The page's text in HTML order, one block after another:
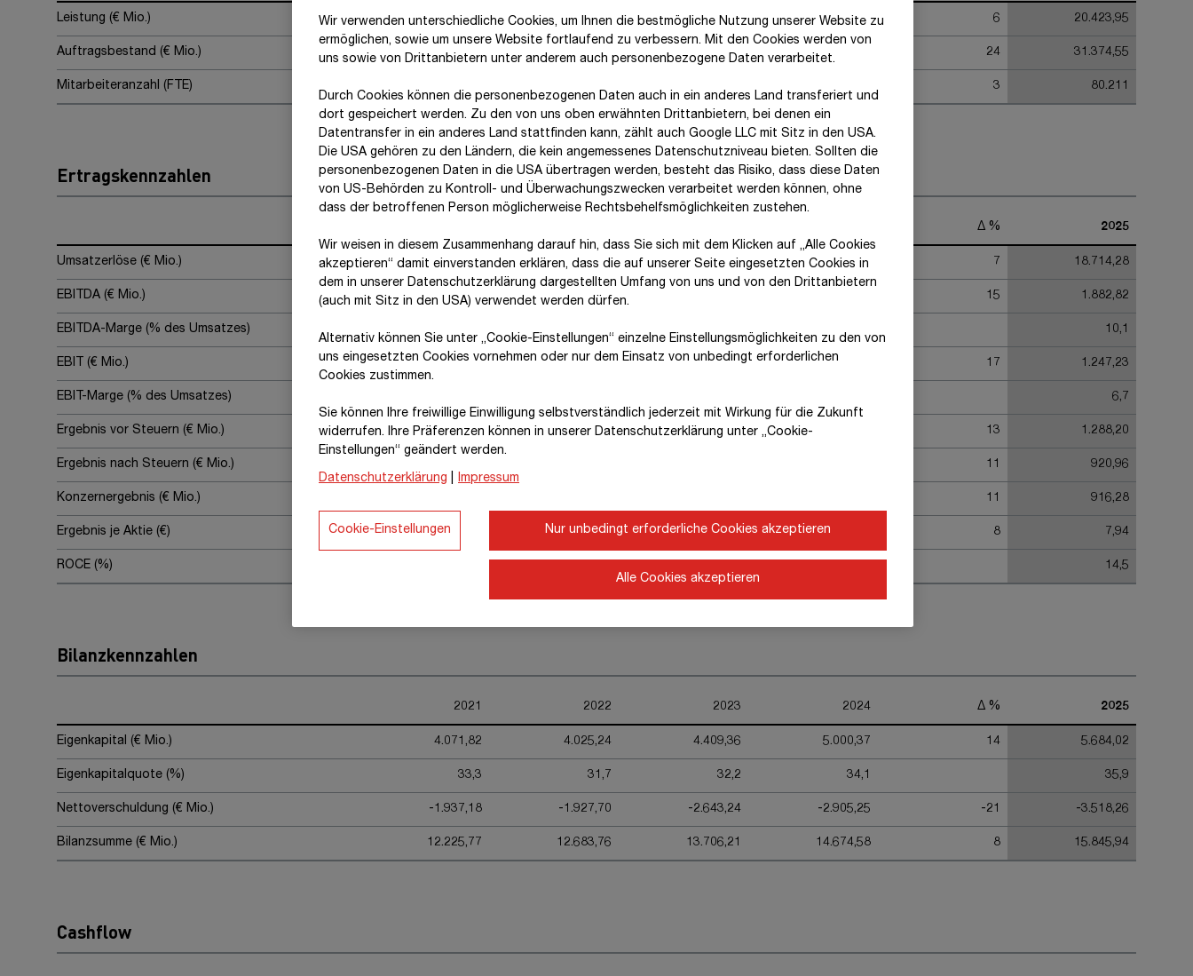
Leistung (€ Mio.) 16.128,92 17.735,47 19.139,14 19.238,80 6 20.423,95
Auftragsbestand (€ Mio.) 22.500,85 23.738,84 23.466,13 25.362,47 24 31.374,55
Mitarbeiteranzahl (FTE) 3 80.211
Ertragskennzahlen
Δ % 2025
Umsatzerlöse (€ Mio.) 15.298,54 17.025,85 17.666,54 17.422,22 7 18.714,28
EBITDA (€ Mio.) 1.445,72 1.257,21 15 1.882,82
EBITDA-Marge (% des Umsatzes) 7,4 10,1
EBIT (€ Mio.) 896,11 706,40 880,20 1.061,89 17 1.247,23
EBIT-Marge (% des Umsatzes) 6,7
Ergebnis vor Steuern (€ Mio.) 883,54 717,07 924,32 13 1.288,20
Ergebnis nach Steuern (€ Mio.) 11 920,96
Konzernergebnis (€ Mio.) 11 916,28
Ergebnis je Aktie (€) 4,60 6,30 8 7,94
ROCE (%) 14,5
Bilanzkennzahlen
2021 2022 2023 2024 Δ % 2025
Eigenkapital (€ Mio.) 4.071,82 4.025,24 4.409,36 5.000,37 14 5.684,02
Eigenkapitalquote (%) 33,3 31,7 32,2 34,1 35,9
Nettoverschuldung (€ Mio.) -1.937,18 -1.927,70 -2.643,24 -2.905,25 -21 -3.518,26
Bilanzsumme (€ Mio.) 12.225,77 12.683,76 13.706,21 14.674,58 8 15.845,94
Cashflow
Wir verwenden unterschiedliche Cookies, um Ihnen die best­mögliche Nutzung unserer Website zu
ermöglichen, sowie um unsere Website fortlaufend zu verbessern. Mit den Cookies werden von
uns sowie von Drittanbietern unter anderem auch personenbezogene Daten verarbeitet.
Durch Cookies können die personenbezogenen Daten auch in ein anderes Land transferiert und
dort gespeichert werden. Zu den von uns oben erwähnten Drittanbietern, bei denen ein
Datentransfer in ein anderes Land stattfinden kann, zählt auch Google LLC mit Sitz in den USA.
Die USA gehören zu den Ländern, die kein angemessenes Datenschutzniveau bieten. Sollten die
personenbezogenen Daten in die USA übertragen werden, besteht das Risiko, dass diese Daten
von US-Behörden zu Kontroll- und Überwachungszwecken verarbeitet werden können, ohne
dass der betroffenen Person möglicherweise Rechtsbehelfsmöglichkeiten zustehen.
Wir weisen in diesem Zusammenhang darauf hin, dass Sie sich mit dem Klicken auf „Alle Cookies
akzeptieren“ damit ein­ver­standen erklären, dass die auf unserer Seite eingesetzten Cookies in
dem in unserer Datenschutzerklärung dargestellten Umfang von uns und von den Drittanbietern
(auch mit Sitz in den USA) verwendet werden dürfen.
Alternativ können Sie unter „Cookie-Einstellungen“ einzelne Einstellungsmöglichkeiten zu den von
uns eingesetzten Cookies vornehmen oder nur dem Einsatz von unbedingt erforderlichen
Cookies zustimmen.
Sie können Ihre freiwillige Einwilligung selbstverständlich jederzeit mit Wirkung für die Zukunft
widerrufen. Ihre Prä­fe­renzen können in unserer Datenschutzerklärung unter „Cookie-
Einstellungen“ geändert werden.
Datenschutzerklärung Impressum
Nur unbedingt erforderliche Cookies akzeptieren
Alle Cookies akzeptieren
Cookie-Einstellungen